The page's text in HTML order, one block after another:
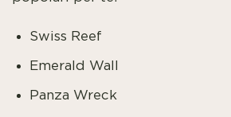
Swiss Reef
Emerald Wall
Panza Wreck